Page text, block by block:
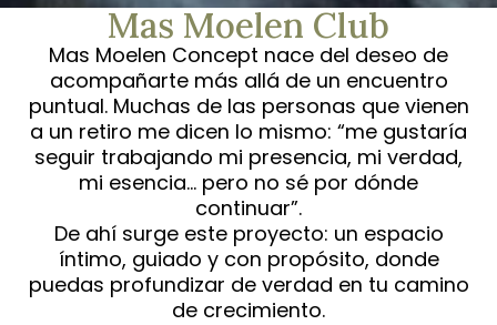
Mas Moelen Club
Mas Moelen Concept nace del deseo de
acompañarte más allá de un encuentro
puntual. Muchas de las personas que vienen
a un retiro me dicen lo mismo: “me gustaría
seguir trabajando mi presencia, mi verdad,
mi esencia… pero no sé por dónde
continuar”.
De ahí surge este proyecto: un espacio
íntimo, guiado y con propósito, donde
puedas profundizar de verdad en tu camino
de crecimiento.